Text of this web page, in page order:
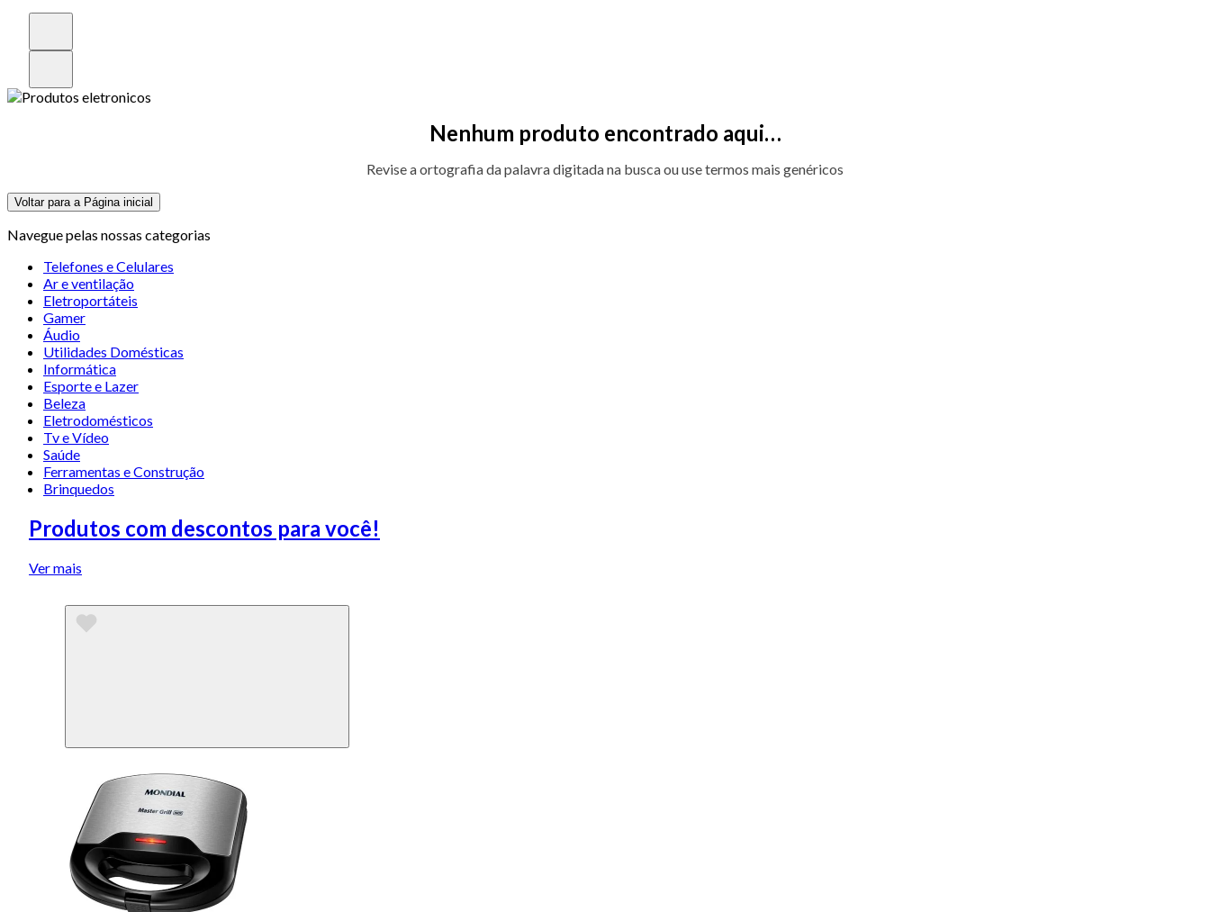
Nenhum produto encontrado aqui…
Revise a ortografia da palavra digitada na busca ou use termos mais genéricos
Voltar para a Página inicial
Navegue pelas nossas categorias
Telefones e Celulares
Ar e ventilação
Eletroportáteis
Gamer
Áudio
Utilidades Domésticas
Informática
Esporte e Lazer
Beleza
Eletrodomésticos
Tv e Vídeo
Saúde
Ferramentas e Construção
Brinquedos
Produtos com descontos para você!
Ver mais